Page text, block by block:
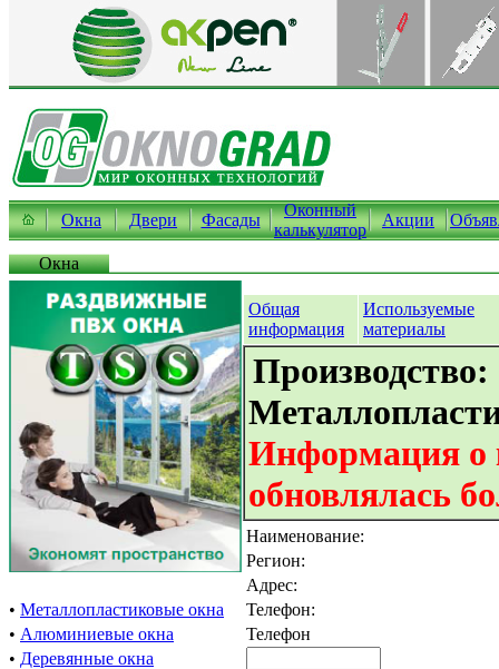
Окна Двери Фасады
Оконный
калькулятор
Акции
Окна
• Металлопластиковые окна
• Алюминиевые окна
• Деревянные окна
Общая
информация
Используемые
материалы
Производство:
Информация о
обновлялась
Наименование:
Регион:
Адрес:
Телефон:
Телефон